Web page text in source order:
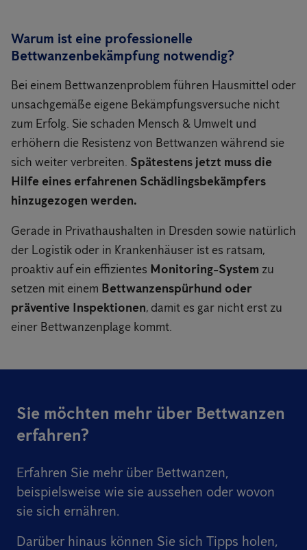
Warum ist eine professionelle
Bettwanzenbekämpfung notwendig?
Bei einem Bettwanzenproblem führen Hausmittel oder
unsachgemäße eigene Bekämpfungsversuche nicht
zum Erfolg. Sie schaden Mensch & Umwelt und
erhöhern die Resistenz von Bettwanzen während sie
sich weiter verbreiten. Spätestens jetzt muss die
Hilfe eines erfahrenen Schädlingsbekämpfers
hinzugezogen werden.
Gerade in Privathaushalten in Dresden sowie natürlich
der Logistik oder in Krankenhäuser ist es ratsam,
proaktiv auf ein effizientes Monitoring-System zu
setzen mit einem Bettwanzenspürhund oder
präventive Inspektionen, damit es gar nicht erst zu
einer Bettwanzenplage kommt.
Sie möchten mehr über Bettwanzen
erfahren?
Erfahren Sie mehr über Bettwanzen,
beispielsweise wie sie aussehen oder wovon
sie sich ernähren.
Darüber hinaus können Sie sich Tipps holen,